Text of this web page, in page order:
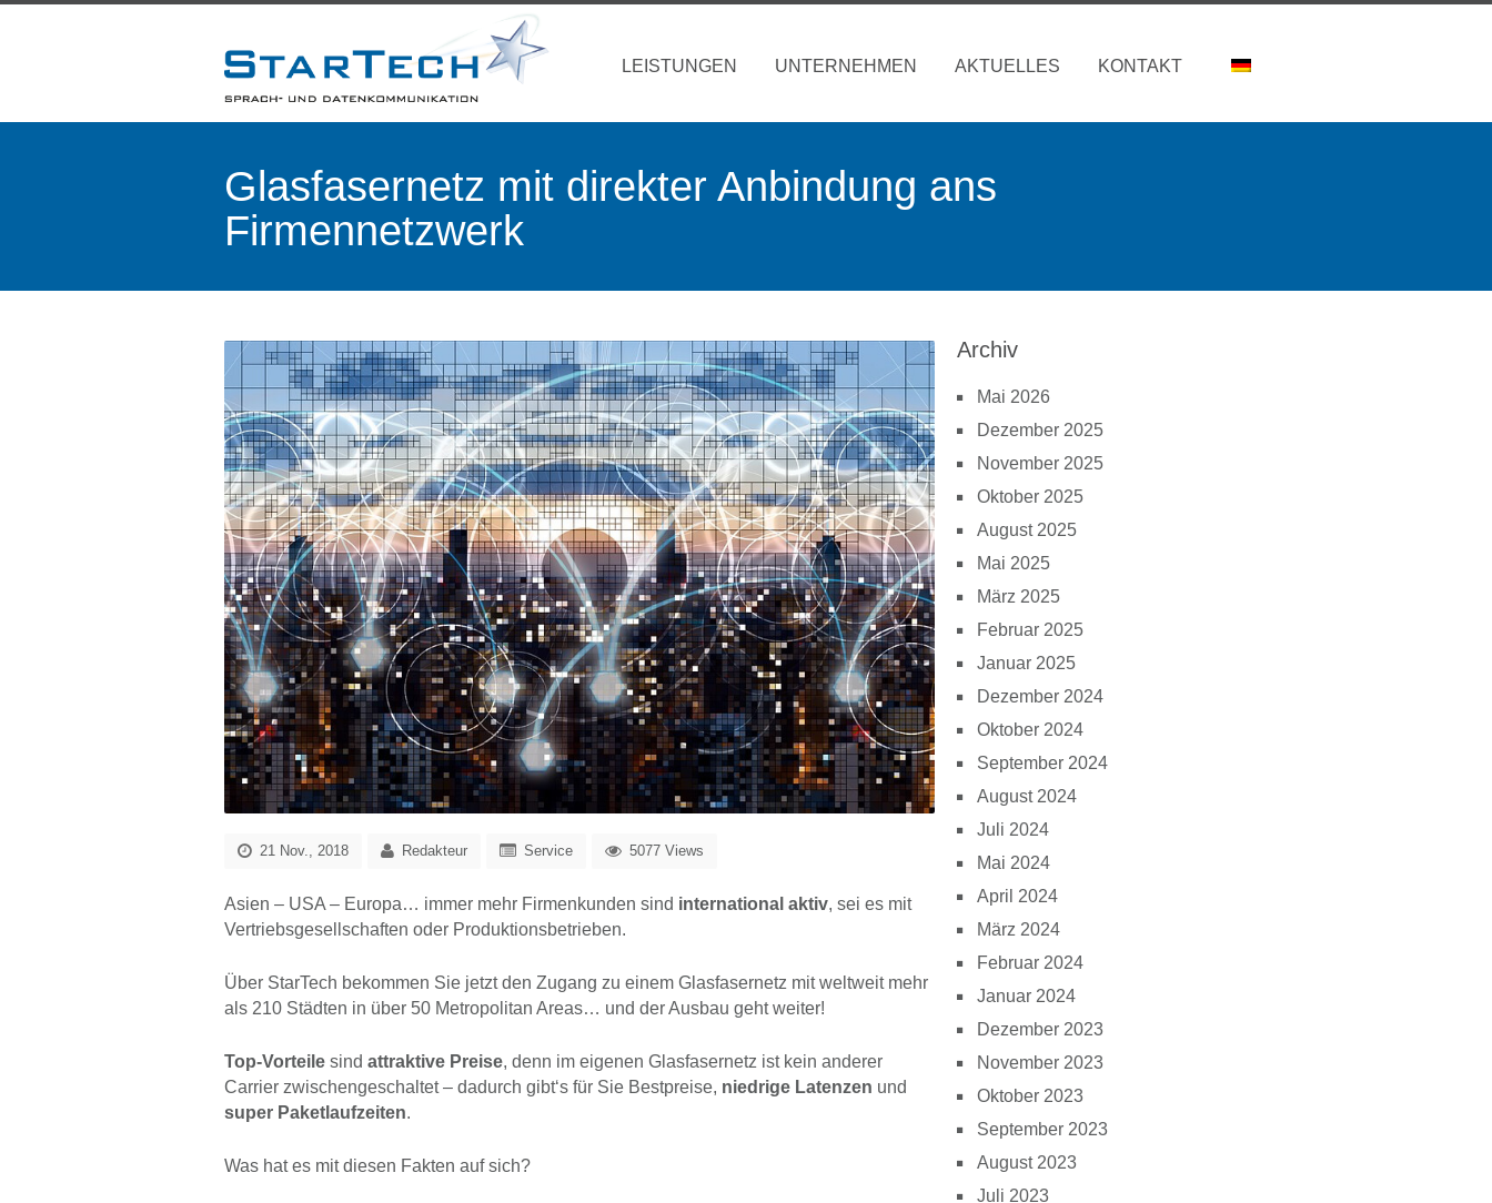
LEISTUNGEN UNTERNEHMEN AKTUELLES KONTAKT
Glasfasernetz mit direkter Anbindung ans
Firmennetzwerk
21 Nov., 2018 Redakteur Service 5077 Views
Asien – USA – Europa… immer mehr Firmenkunden sind international aktiv, sei es mit
Vertriebsgesellschaften oder Produktionsbetrieben.
Über StarTech bekommen Sie jetzt den Zugang zu einem Glasfasernetz mit weltweit mehr
als 210 Städten in über 50 Metropolitan Areas… und der Ausbau geht weiter!
Top-Vorteile sind attraktive Preise, denn im eigenen Glasfasernetz ist kein anderer
Carrier zwischengeschaltet – dadurch gibt‘s für Sie Bestpreise, niedrige Latenzen und
super Paketlaufzeiten.
Was hat es mit diesen Fakten auf sich?
Archiv
Mai 2026
Dezember 2025
November 2025
Oktober 2025
August 2025
Mai 2025
März 2025
Februar 2025
Januar 2025
Dezember 2024
Oktober 2024
September 2024
August 2024
Juli 2024
Mai 2024
April 2024
März 2024
Februar 2024
Januar 2024
Dezember 2023
November 2023
Oktober 2023
September 2023
August 2023
Juli 2023